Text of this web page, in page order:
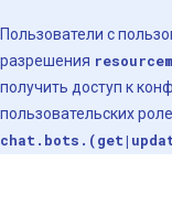
Пользователи с
разрешения
получить доступ к
пользовательских